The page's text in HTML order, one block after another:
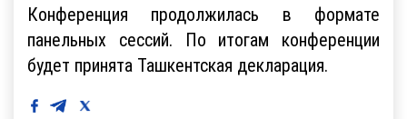
Конференция продолжилась в формате
панельных сессий. По итогам конференции
будет принята Ташкентская декларация.